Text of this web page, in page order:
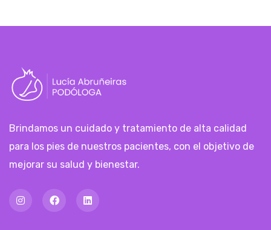
Brindamos un cuidado y tratamiento de alta calidad
para los pies de nuestros pacientes, con el objetivo de
mejorar su salud y bienestar.